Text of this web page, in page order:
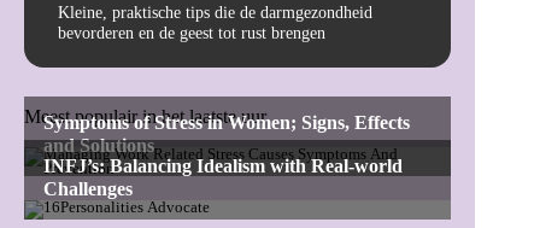
Kleine, praktische tips die de darmgezondheid
bevorderen en de geest tot rust brengen
Meest populair in het laatste uur